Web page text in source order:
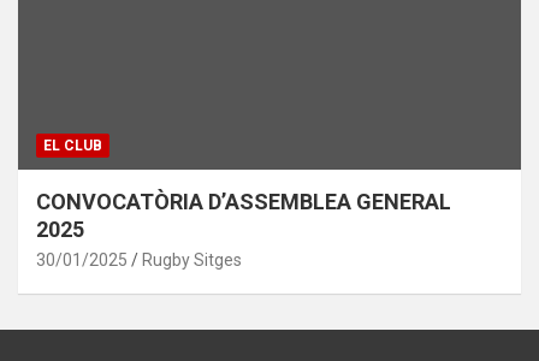
EL CLUB
CONVOCATÒRIA D’ASSEMBLEA GENERAL
2025
30/01/2025 Rugby Sitges